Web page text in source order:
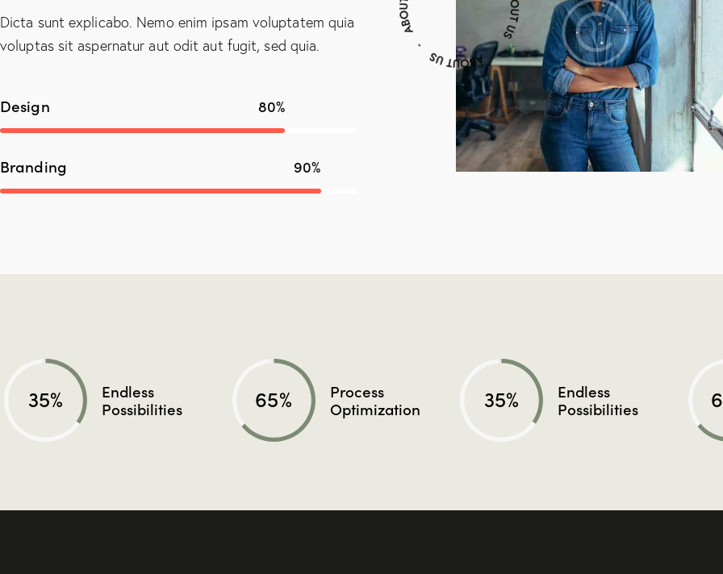
Dicta sunt explicabo. Nemo enim ipsam voluptatem quia
voluptas sit aspernatur aut odit aut fugit, sed quia.
Design 80%
Branding 90%
35%
Endless
Possibilities
65%
Process
Optimization
35%
Endless
Possibilities